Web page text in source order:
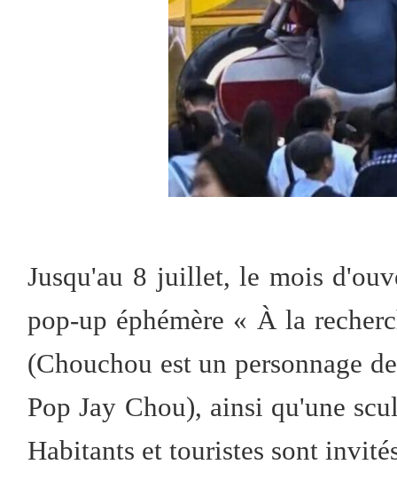
Jusqu'au 8 juillet, le mois
pop-up éphémère « À la
(Chouchou est un personnage
Pop Jay Chou), ainsi qu'une
Habitants et touristes sont